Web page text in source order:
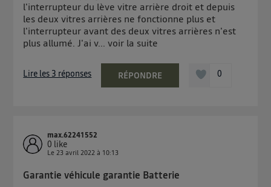
l'interrupteur du lève vitre arrière droit et depuis
les deux vitres arrières ne fonctionne plus et
l'interrupteur avant des deux vitres arrières n'est
plus allumé. J'ai v...voir la suite
Lire les 3 réponses RÉPONDRE 0
max.62241552
0 like
Le23 avril 2022 à 10:13
Garantie véhicule garantie Batterie